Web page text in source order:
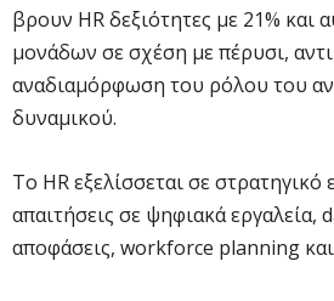
βρουν HR δεξιότητες με 21% και
μονάδων σε σχέση με πέρυσι,
αναδιαμόρφωση του ρόλου του
δυναμικού.
Το HR εξελίσσεται σε στρατηγικό
απαιτήσεις σε ψηφιακά εργαλεία,
αποφάσεις, workforce planning και